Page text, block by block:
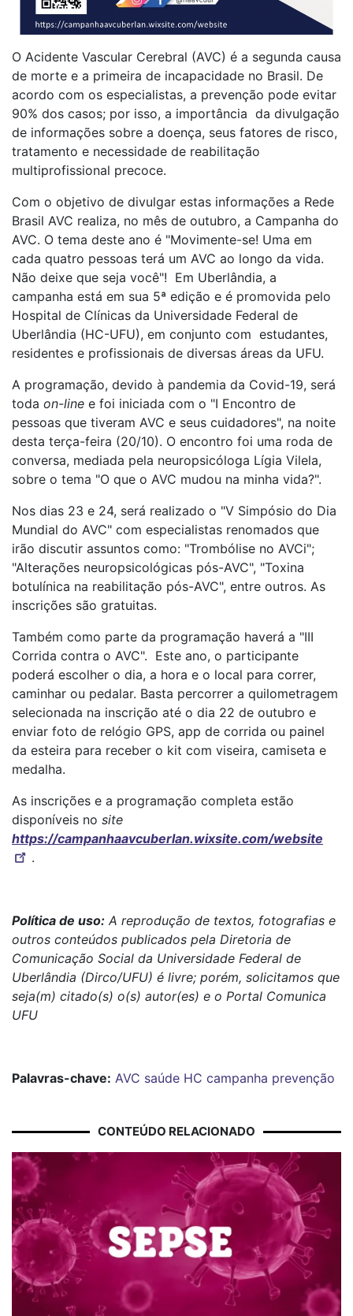
O Acidente Vascular Cerebral (AVC) é a segunda causa
de morte e a primeira de incapacidade no Brasil. De
acordo com os especialistas, a prevenção pode evitar
90% dos casos; por isso, a importância da divulgação
de informações sobre a doença, seus fatores de risco,
tratamento e necessidade de reabilitação
multiprofissional precoce.
Com o objetivo de divulgar estas informações a Rede
Brasil AVC realiza, no mês de outubro, a Campanha do
AVC. O tema deste ano é "Movimente-se! Uma em
cada quatro pessoas terá um AVC ao longo da vida.
Não deixe que seja você"! Em Uberlândia, a
campanha está em sua 5ª edição e é promovida pelo
Hospital de Clínicas da Universidade Federal de
Uberlândia (HC-UFU), em conjunto com estudantes,
residentes e profissionais de diversas áreas da UFU.
A programação, devido à pandemia da Covid-19, será
toda on-line e foi iniciada com o "I Encontro de
pessoas que tiveram AVC e seus cuidadores", na noite
desta terça-feira (20/10). O encontro foi uma roda de
conversa, mediada pela neuropsicóloga Lígia Vilela,
sobre o tema "O que o AVC mudou na minha vida?".
Nos dias 23 e 24, será realizado o "V Simpósio do Dia
Mundial do AVC" com especialistas renomados que
irão discutir assuntos como: "Trombólise no AVCi";
"Alterações neuropsicológicas pós-AVC", "Toxina
botulínica na reabilitação pós-AVC", entre outros. As
inscrições são gratuitas.
Também como parte da programação haverá a "III
Corrida contra o AVC". Este ano, o participante
poderá escolher o dia, a hora e o local para correr,
caminhar ou pedalar. Basta percorrer a quilometragem
selecionada na inscrição até o dia 22 de outubro e
enviar foto de relógio GPS, app de corrida ou painel
da esteira para receber o kit com viseira, camiseta e
medalha.
As inscrições e a programação completa estão
disponíveis no site
https://campanhaavcuberlan.wixsite.com/website
.
Política de uso: A reprodução de textos, fotografias e
outros conteúdos publicados pela Diretoria de
Comunicação Social da Universidade Federal de
Uberlândia (Dirco/UFU) é livre; porém, solicitamos que
seja(m) citado(s) o(s) autor(es) e o Portal Comunica
UFU
Palavras-chave: AVC saúde HC campanha prevenção
CONTEÚDO RELACIONADO